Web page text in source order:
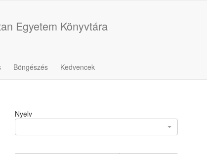
Egyetem Könyvtára
Böngészés Kedvencek
Nyelv